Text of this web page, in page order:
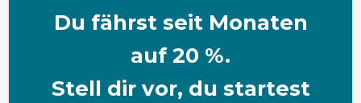
Du fährst seit Monaten
auf 20 %.
Stell dir vor, du startest